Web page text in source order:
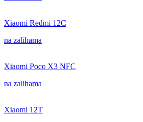
Xiaomi Redmi 12C
na zalihama
Xiaomi Poco X3 NFC
na zalihama
Xiaomi 12T